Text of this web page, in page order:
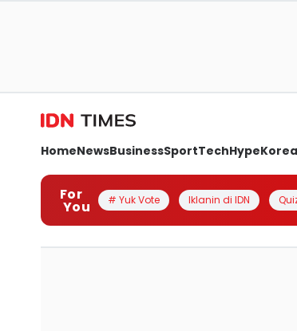
HomeNewsBusinessSportTechHypeKorea
For
You # Yuk Vote Iklanin di IDN